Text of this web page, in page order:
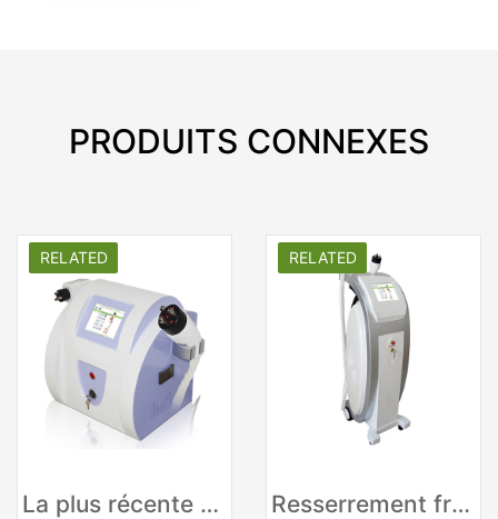
PRODUITS CONNEXES
RELATED
La plus récente machine amincissante RF portable
RELATED
Resserrement fractionnel de la peau RF par radiofréquence professionnelle